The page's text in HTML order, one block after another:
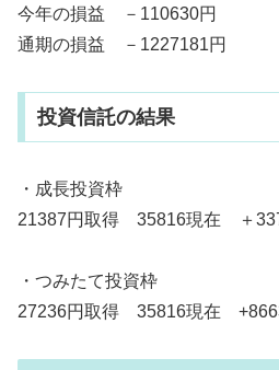
今年の損益 －110630円
通期の損益 －1227181円
投資信託の結果
・成長投資枠
21387円取得 35816現在 ＋
・つみたて投資枠
27236円取得 35816現在